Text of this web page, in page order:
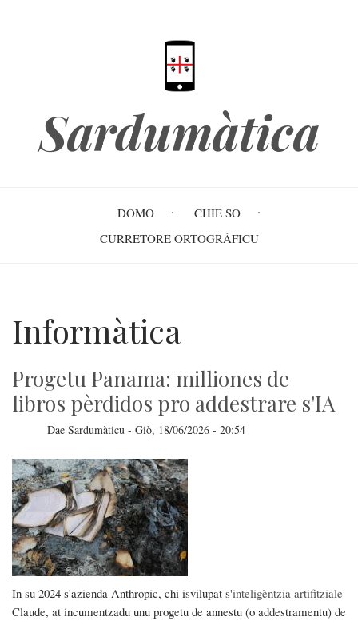
Sardumàtica
navigation
DOMO
CHIE SO
CURRETORE ORTOGRÀFICU
Informàtica
Progetu Panama: milliones de
libros pèrdidos pro addestrare s'IA
Dae Sardumàticu - Giò, 18/06/2026 - 20:54
In su 2024 s'azienda Anthropic, chi isvilupat s'inteligèntzia artifitziale
Claude, at incumentzadu unu progetu de annestu (o addestramentu) de